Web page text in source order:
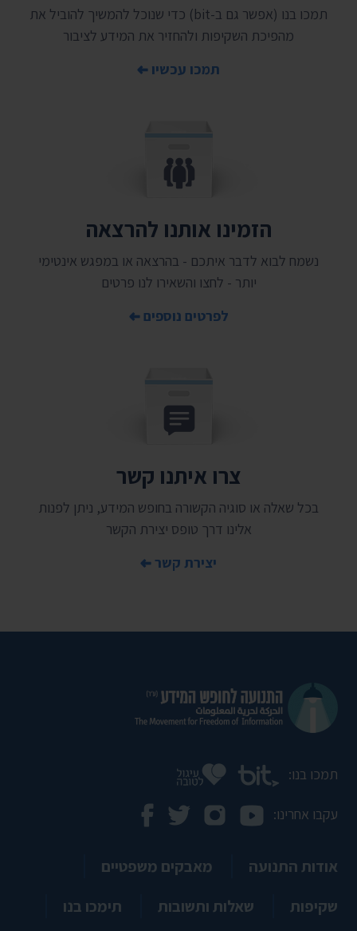
תמכו בנו (אפשר גם ב-bit) כדי שנוכל להמשיך להוביל את
מהפיכת השקיפות ולהחזיר את המידע לציבור
תמכו עכשיו
הזמינו אותנו להרצאה
נשמח לבוא לדבר איתכם - בהרצאה או במפגש אינטימי
יותר - לחצו והשאירו לנו פרטים
לפרטים נוספים
צרו איתנו קשר
בכל שאלה או סוגיה הקשורה בחופש המידע, ניתן לפנות
אלינו דרך טופס יצירת הקשר
יצירת קשר
תמכו בנו:
עקבו אחרינו:
אודות התנועה
מאבקים משפטיים
שקיפות
שאלות ותשובות תימכו בנו